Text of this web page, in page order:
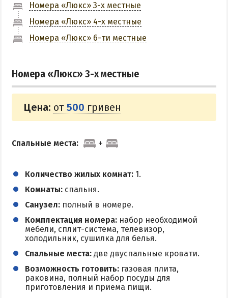
Азовская Ялта
Бабах-Тарама
Урзуф
Все отели и базы отдыха на Азовском море
Поездки на море — лайфхаки
ЧЕРНОЕ МОРЕ
Затока
Каролино-Бугаз
Номера «Люкс» 3-х местные
Номера «Люкс» 4-х местные
Номера «Люкс» 6-ти местные
Номера «Люкс» 3-х местные
Цена: от 500 гривен
Спальные места:
Количество жилых комнат: 1.
Комнаты: спальня.
Санузел: полный в номере.
Комплектация номера: набор необходимой
мебели, сплит-система, телевизор,
холодильник, сушилка для белья.
Спальные места: две двуспальные кровати.
Возможность готовить: газовая плита,
раковина, полный набор посуды для
приготовления и приема пищи.